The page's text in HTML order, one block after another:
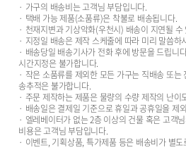
· 가구의 배송비는 고객님 부담입니다.
· 택배 가능 제품(소품류)은 착불로 배송됩니다.
· 천재지변과 기상악화(우천시) 배송이 지연될 수
· 지정일 배송은 제작 스케줄에 따라 미리 말씀하
· 배송당일 배송기사가 전화 후에 방문을 드립니
시간지정은 불가합니다.
· 작은 소품류를 제외한 모든 가구는 직배송 또
송추적은 불가합니다.
· 주문 제작하는 제품은 물량의 수량 제작의 난이
· 배송일은 결제일 기준으로 휴일과 공휴일을 제
· 엘레베이터가 없는 2층 이상의 건물 혹은 고객
비용은 고객님 부담입니다.
· 이벤트, 기획상품, 특가제품 등은 배송비가 별